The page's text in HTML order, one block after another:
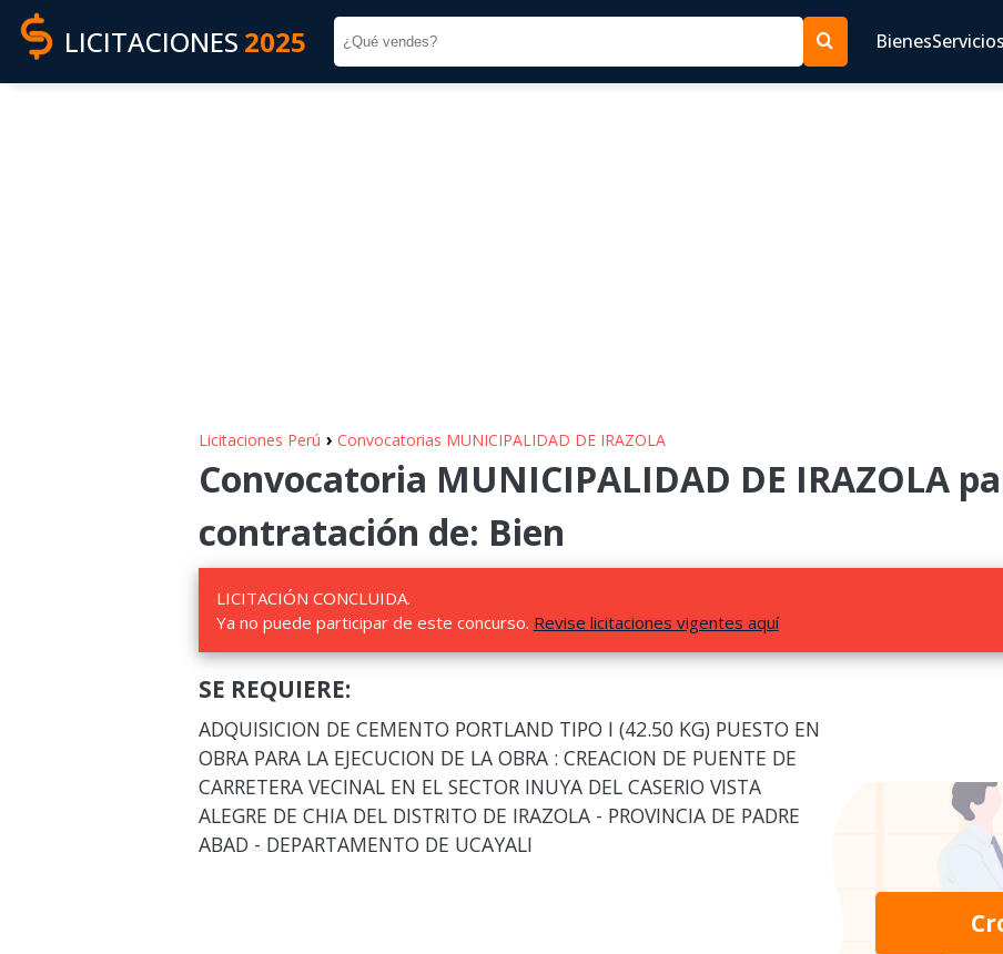
LICITACIONES 2025 BienesServicios
Licitaciones Perú › Convocatorias MUNICIPALIDAD DE IRAZOLA
Convocatoria MUNICIPALIDAD DE IRAZOLA
contratación de: Bien
LICITACIÓN CONCLUIDA.
Ya no puede participar de este concurso. Revise licitaciones vigentes aquí
SE REQUIERE:
ADQUISICION DE CEMENTO PORTLAND TIPO I (42.50 KG) PUESTO EN
OBRA PARA LA EJECUCION DE LA OBRA : CREACION DE PUENTE DE
CARRETERA VECINAL EN EL SECTOR INUYA DEL CASERIO VISTA
ALEGRE DE CHIA DEL DISTRITO DE IRAZOLA - PROVINCIA DE PADRE
ABAD - DEPARTAMENTO DE UCAYALI